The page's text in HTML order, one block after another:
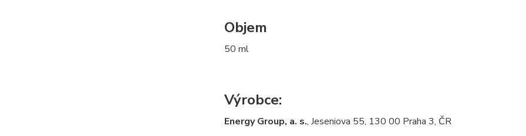
Objem
50 ml
Výrobce:
Energy Group, a. s., Jeseniova 55, 130 00 Praha 3, ČR